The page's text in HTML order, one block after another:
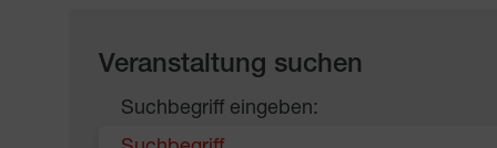
Veranstaltung suchen
Suchbegriff eingeben: